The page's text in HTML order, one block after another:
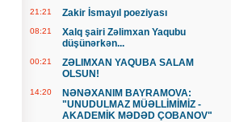
21:21 Zakir İsmayıl poeziyası
08:21
Xalq şairi Zəlimxan Yaqubu
düşünərkən...
00:21
ZƏLIMXAN YAQUBA SALAM
OLSUN!
14:20
NƏNƏXANIM BAYRAMOVA:
"UNUDULMAZ MÜƏLLİMİMİZ -
AKADEMİK MƏDƏD ÇOBANOV"